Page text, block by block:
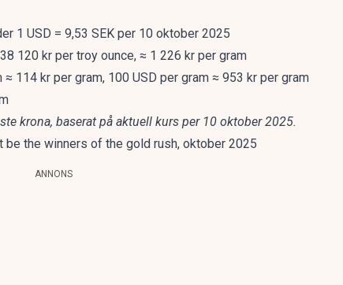
1 USD = 9,53 SEK per 10 oktober 2025
120 kr per troy ounce, ≈ 1 226 kr per gram
114 kr per gram, 100 USD per gram ≈ 953 kr per gram
krona, baserat på aktuell kurs per 10 oktober 2025.
be the winners of the gold rush, oktober 2025
ANNONS